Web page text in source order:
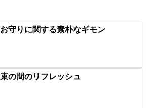
お守りに関する素朴なギモン
束の間のリフレッシュ